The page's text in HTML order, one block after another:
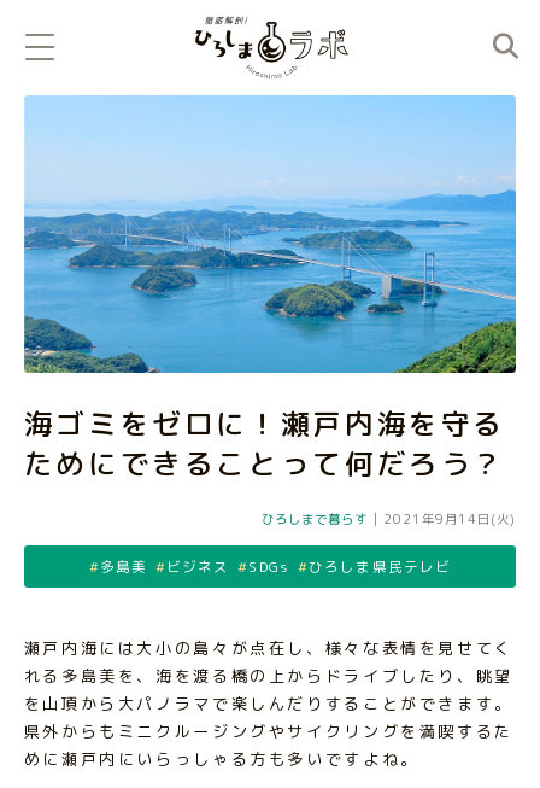
海ゴミをゼロに！瀬戸内海を守る
ためにできることって何だろう？
ひろしまで暮らす | 2021年9月14日(火)
多島美 ビジネス SDGs ひろしま県民テレビ
瀬戸内海には大小の島々が点在し、様々な表情を見せてく
れる多島美を、海を渡る橋の上からドライブしたり、眺望
を山頂から大パノラマで楽しんだりすることができます。
県外からもミニクルージングやサイクリングを満喫するた
めに瀬戸内にいらっしゃる方も多いですよね。